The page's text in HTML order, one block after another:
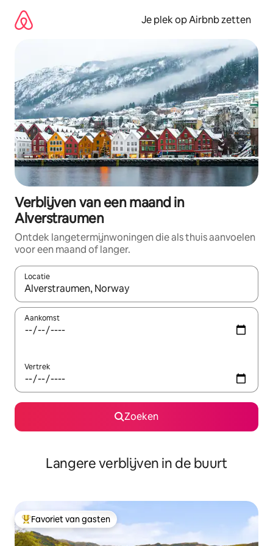
direct
naar
Je plek op Airbnb zetten
Verblijven van een maand in
Alverstraumen
Ontdek langetermijnwoningen die als thuis aanvoelen
voor een maand of langer.
Locatie
Wanneer er resultaten beschikbaar zijn, maak je een keuze
Aankomst
Vertrek
Zoeken
Langere verblijven in de buurt
Topfavoriet van gasten
Favoriet van gasten